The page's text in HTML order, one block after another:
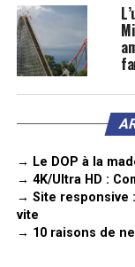
→ Le DOP à la
→ 4K/Ultra HD :
→ Site responsive
vite
→ 10 raisons de